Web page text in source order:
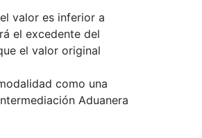
valor es inferior a
el excedente del
el valor original
como una
Aduanera